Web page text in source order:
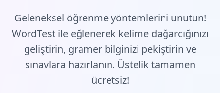
Geleneksel öğrenme yöntemlerini unutun!
WordTest ile eğlenerek kelime dağarcığınızı
geliştirin, gramer bilginizi pekiştirin ve
sınavlara hazırlanın. Üstelik tamamen
ücretsiz!